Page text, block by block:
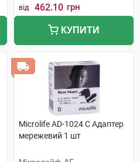
від 462.10 грн
КУПИТИ
Microlife AD-1024 C Адаптер
мережевий 1 шт